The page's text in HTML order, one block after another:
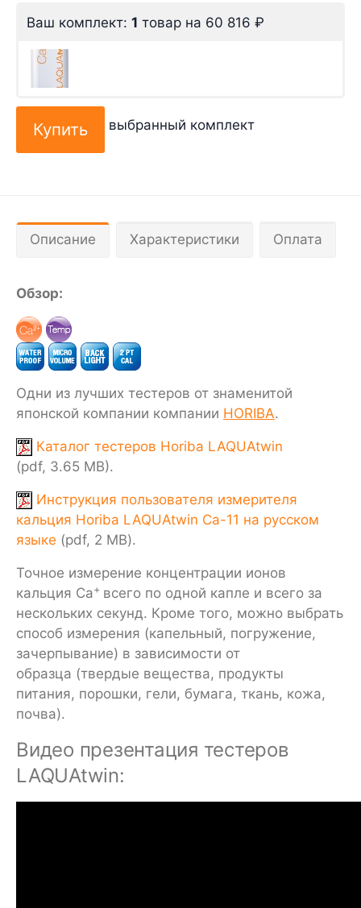
Ваш комплект: 1 товар на 60 816 ₽
выбранный комплект
Описание Характеристики Оплата
Обзор:
Одни из лучших тестеров от знаменитой
японской компании компании HORIBA.
Каталог тестеров Horiba LAQUAtwin
(pdf, 3.65 MB).
Инструкция пользователя измерителя
кальция Horiba LAQUAtwin Ca-11 на русском
языке (pdf, 2 MB).
Точное измерение концентрации ионов
кальция Ca+ всего по одной капле и всего за
нескольких секунд. Кроме того, можно выбрать
способ измерения (капельный, погружение,
зачерпывание) в зависимости от
образца (твердые вещества, продукты
питания, порошки, гели, бумага, ткань, кожа,
почва).
Видео презентация тестеров
LAQUAtwin: